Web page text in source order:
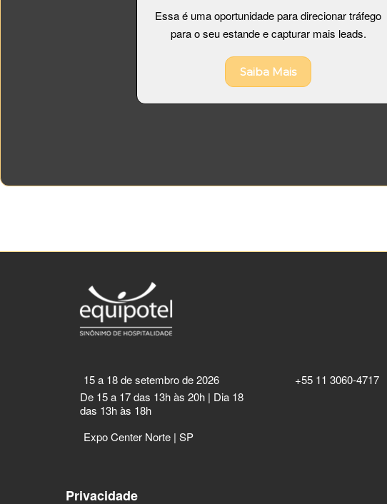
Essa é uma oportunidade para direcionar tráfego
para o seu estande e capturar mais leads.
Saiba Mais
15 a 18 de setembro de 2026
De 15 a 17 das 13h às 20h | Dia 18
das 13h às 18h
Expo Center Norte | SP
+55 11 3060-4717
Privacidade